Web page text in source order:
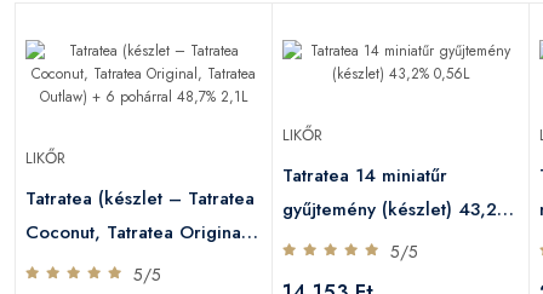
LIKŐR
Tatratea (készlet – Tatratea
Coconut, Tatratea Original,
Tatratea Outlaw) + 6
5/5
LIKŐR
Tatratea 14 miniatűr
gyűjtemény (készlet) 43,2%
0,56L
5/5